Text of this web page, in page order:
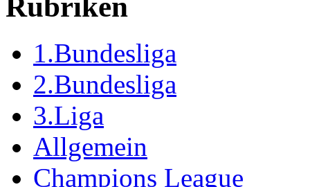
Rubriken
1.Bundesliga
2.Bundesliga
3.Liga
Allgemein
Champions League